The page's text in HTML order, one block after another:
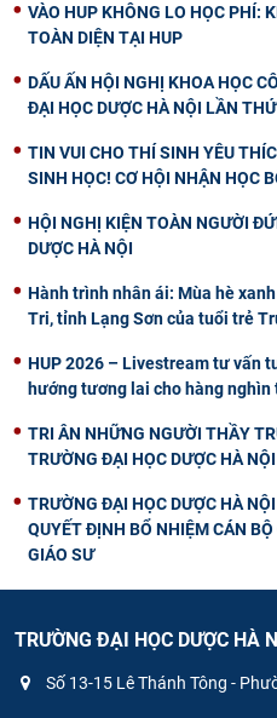
VÀO HUP KHÔNG LO HỌC PHÍ:
TOÀN DIỆN TẠI HUP
DẤU ẤN HỘI NGHỊ KHOA HỌC
ĐẠI HỌC DƯỢC HÀ NỘI LẦN
TIN VUI CHO THÍ SINH YÊU
SINH HỌC! CƠ HỘI NHẬN HỌC
HỘI NGHỊ KIỆN TOÀN NGƯỜI
DƯỢC HÀ NỘI
Hành trình nhân ái: Mùa hè
Tri, tỉnh Lạng Sơn của tuổi trẻ
HUP 2026 – Livestream tư vấn
hướng tương lai cho hàng nghìn
TRI ÂN NHỮNG NGƯỜI THẦY
TRƯỜNG ĐẠI HỌC DƯỢC HÀ NỘI
TRƯỜNG ĐẠI HỌC DƯỢC HÀ
QUYẾT ĐỊNH BỔ NHIỆM CÁN
GIÁO SƯ
TRƯỜNG ĐẠI HỌC DƯỢC HÀ
Số 13-15 Lê Thánh Tông -